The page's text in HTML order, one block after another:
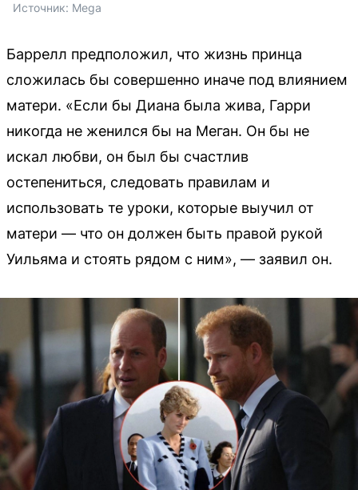
Источник: Mega
Баррелл предположил, что жизнь принца
сложилась бы совершенно иначе под влиянием
матери. «Если бы Диана была жива, Гарри
никогда не женился бы на Меган. Он бы не
искал любви, он был бы счастлив
остепениться, следовать правилам и
использовать те уроки, которые выучил от
матери — что он должен быть правой рукой
Уильяма и стоять рядом с ним», — заявил он.